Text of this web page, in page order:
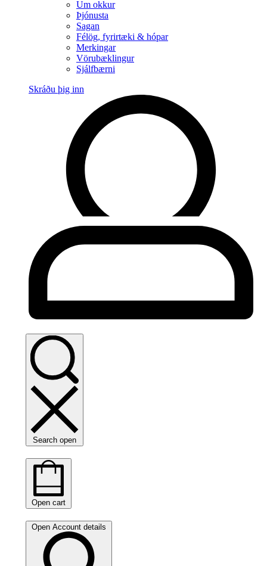
Um okkur
Þjónusta
Sagan
Félög, fyrirtæki & hópar
Merkingar
Vörubæklingur
Sjálfbærni
Skráðu þig inn
Search open
Open cart
Open Account details